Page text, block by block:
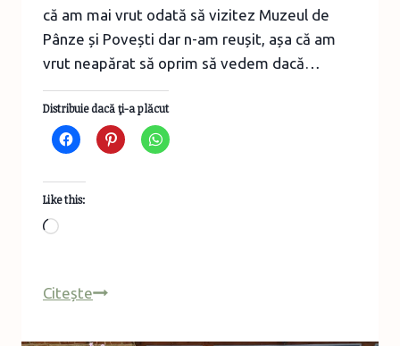
că am mai vrut odată să vizitez Muzeul de
Pânze și Povești dar n-am reușit, așa că am
vrut neapărat să oprim să vedem dacă…
Distribuie dacă ţi-a plăcut
Like this:
Loading…
CiteșteHai
mine